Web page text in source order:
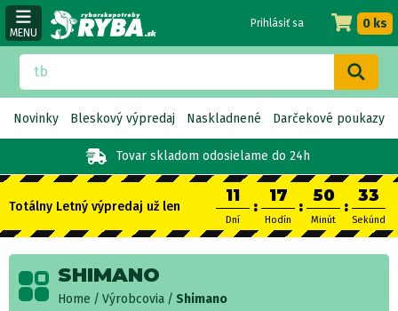
MENU
Tovar skladom odosielame do 24h
Prihlásiť sa 0 ks
Novinky Bleskový výpredaj Naskladnené Darčekové poukazy
Totálny Letný výpredaj už len
11
Dní
:
17
Hodín
:
50
Minút
:
33
Sekúnd
SHIMANO
Home Výrobcovia Shimano